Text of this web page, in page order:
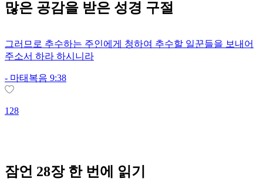
많은 공감을 받은 성경 구절
그러므로 추수하는 주인에게 청하여 추수할 일꾼들을 보내어
주소서 하라 하시니라
- 마태복음 9:38
128
잠언 28장 한 번에 읽기